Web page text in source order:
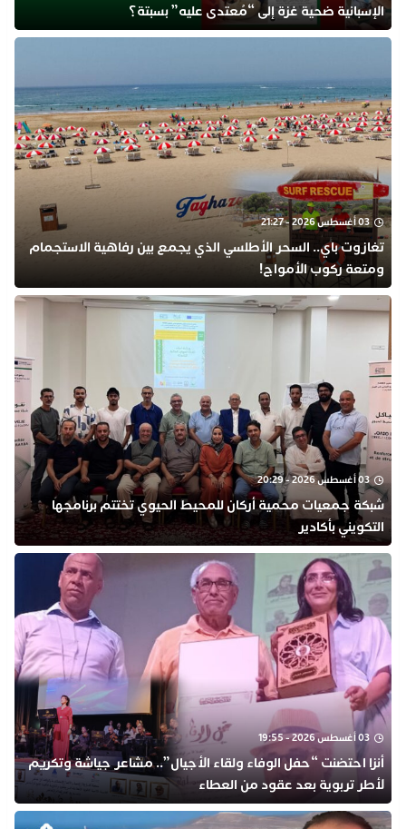
الإسبانية ضحية غزة إلى “مُعتدى عليه” بسبتة؟
03 أغسطس 2026 - 21:27
تغازوت باي.. السحر الأطلسي الذي يجمع بين رفاهية الاستجمام
ومتعة ركوب الأمواج!
03 أغسطس 2026 - 20:29
شبكة جمعيات محمية أركان للمحيط الحيوي تختتم برنامجها
التكويني بأكادير
03 أغسطس 2026 - 19:55
أنزا احتضنت “حفل الوفاء ولقاء الأجيال”.. مشاعر جياشة وتكريم
لأطر تربوية بعد عقود من العطاء